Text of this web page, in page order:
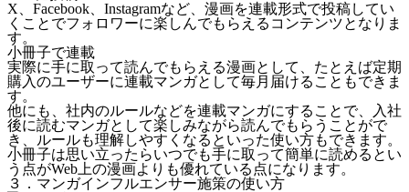
X、Facebook、Instagramなど、漫画を連載形式で投稿してい
くことでフォロワーに楽しんでもらえるコンテンツとなりま
す。
小冊子で連載
実際に手に取って読んでもらえる漫画として、たとえば定期
購入のユーザーに連載マンガとして毎月届けることもできま
す。
他にも、社内のルールなどを連載マンガにすることで、入社
後に読むマンガとして楽しみながら読んでもらうことがで
き、ルールも理解しやすくなるといった使い方もできます。
小冊子は思い立ったらいつでも手に取って簡単に読める とい
う点がWeb上の漫画よりも優れている点になります。
３．マンガインフルエンサー施策の使い方